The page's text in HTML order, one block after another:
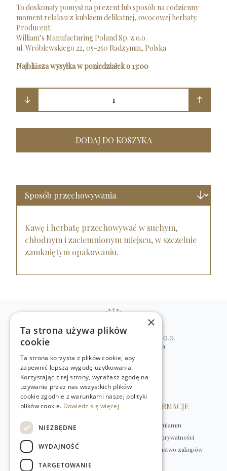
To doskonały pomysł na prezent lub sposób na codzienny
moment relaksu z kubkiem delikatnej, owocowej herbaty.
Producent:
William’s Manufacturing Poland Sp. z o.o.
ul. Wróblewskiego 22, 05-250 Radzymin, Polska
Najbliższa wysyłka w poniedziałek o 13:00
1
DODAJ DO KOSZYKA
Kawę i herbatę przechowywać w suchym,
chłodnym i zaciemnionym miejscu, w szczelnie
zamkniętym opakowaniu.
WILLIAM’S NATURAL PRODUCTS SP. Z O.O.
ul. Stawki 2, 00-193 Warszawa, Polska
+48 (22) 875 91 35
kontakt@w-natural.pl
Obsługa sklepu internetowego
+48 798 349 435
OBSŁUGA KLIENTA
Kontakt
Dostawa
Zwroty
INFORMACJE
Regulamin
Polityka prywatności
Bezpieczeństwo zakupów
×
Ta strona używa plików
cookie
Ta strona korzysta z plików cookie, aby
zapewnić lepszą wygodę użytkowania.
Korzystając z tej strony, wyrażasz zgodę na
używanie przez nas wszystkich plików
cookie zgodnie z warunkami naszej polityki
plików cookie. Dowiedz się więcej
NIEZBĘDNE
WYDAJNOŚĆ
TARGETOWANIE